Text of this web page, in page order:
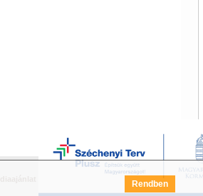
Széchenyi Terv Pályázat FAQ
Rendben